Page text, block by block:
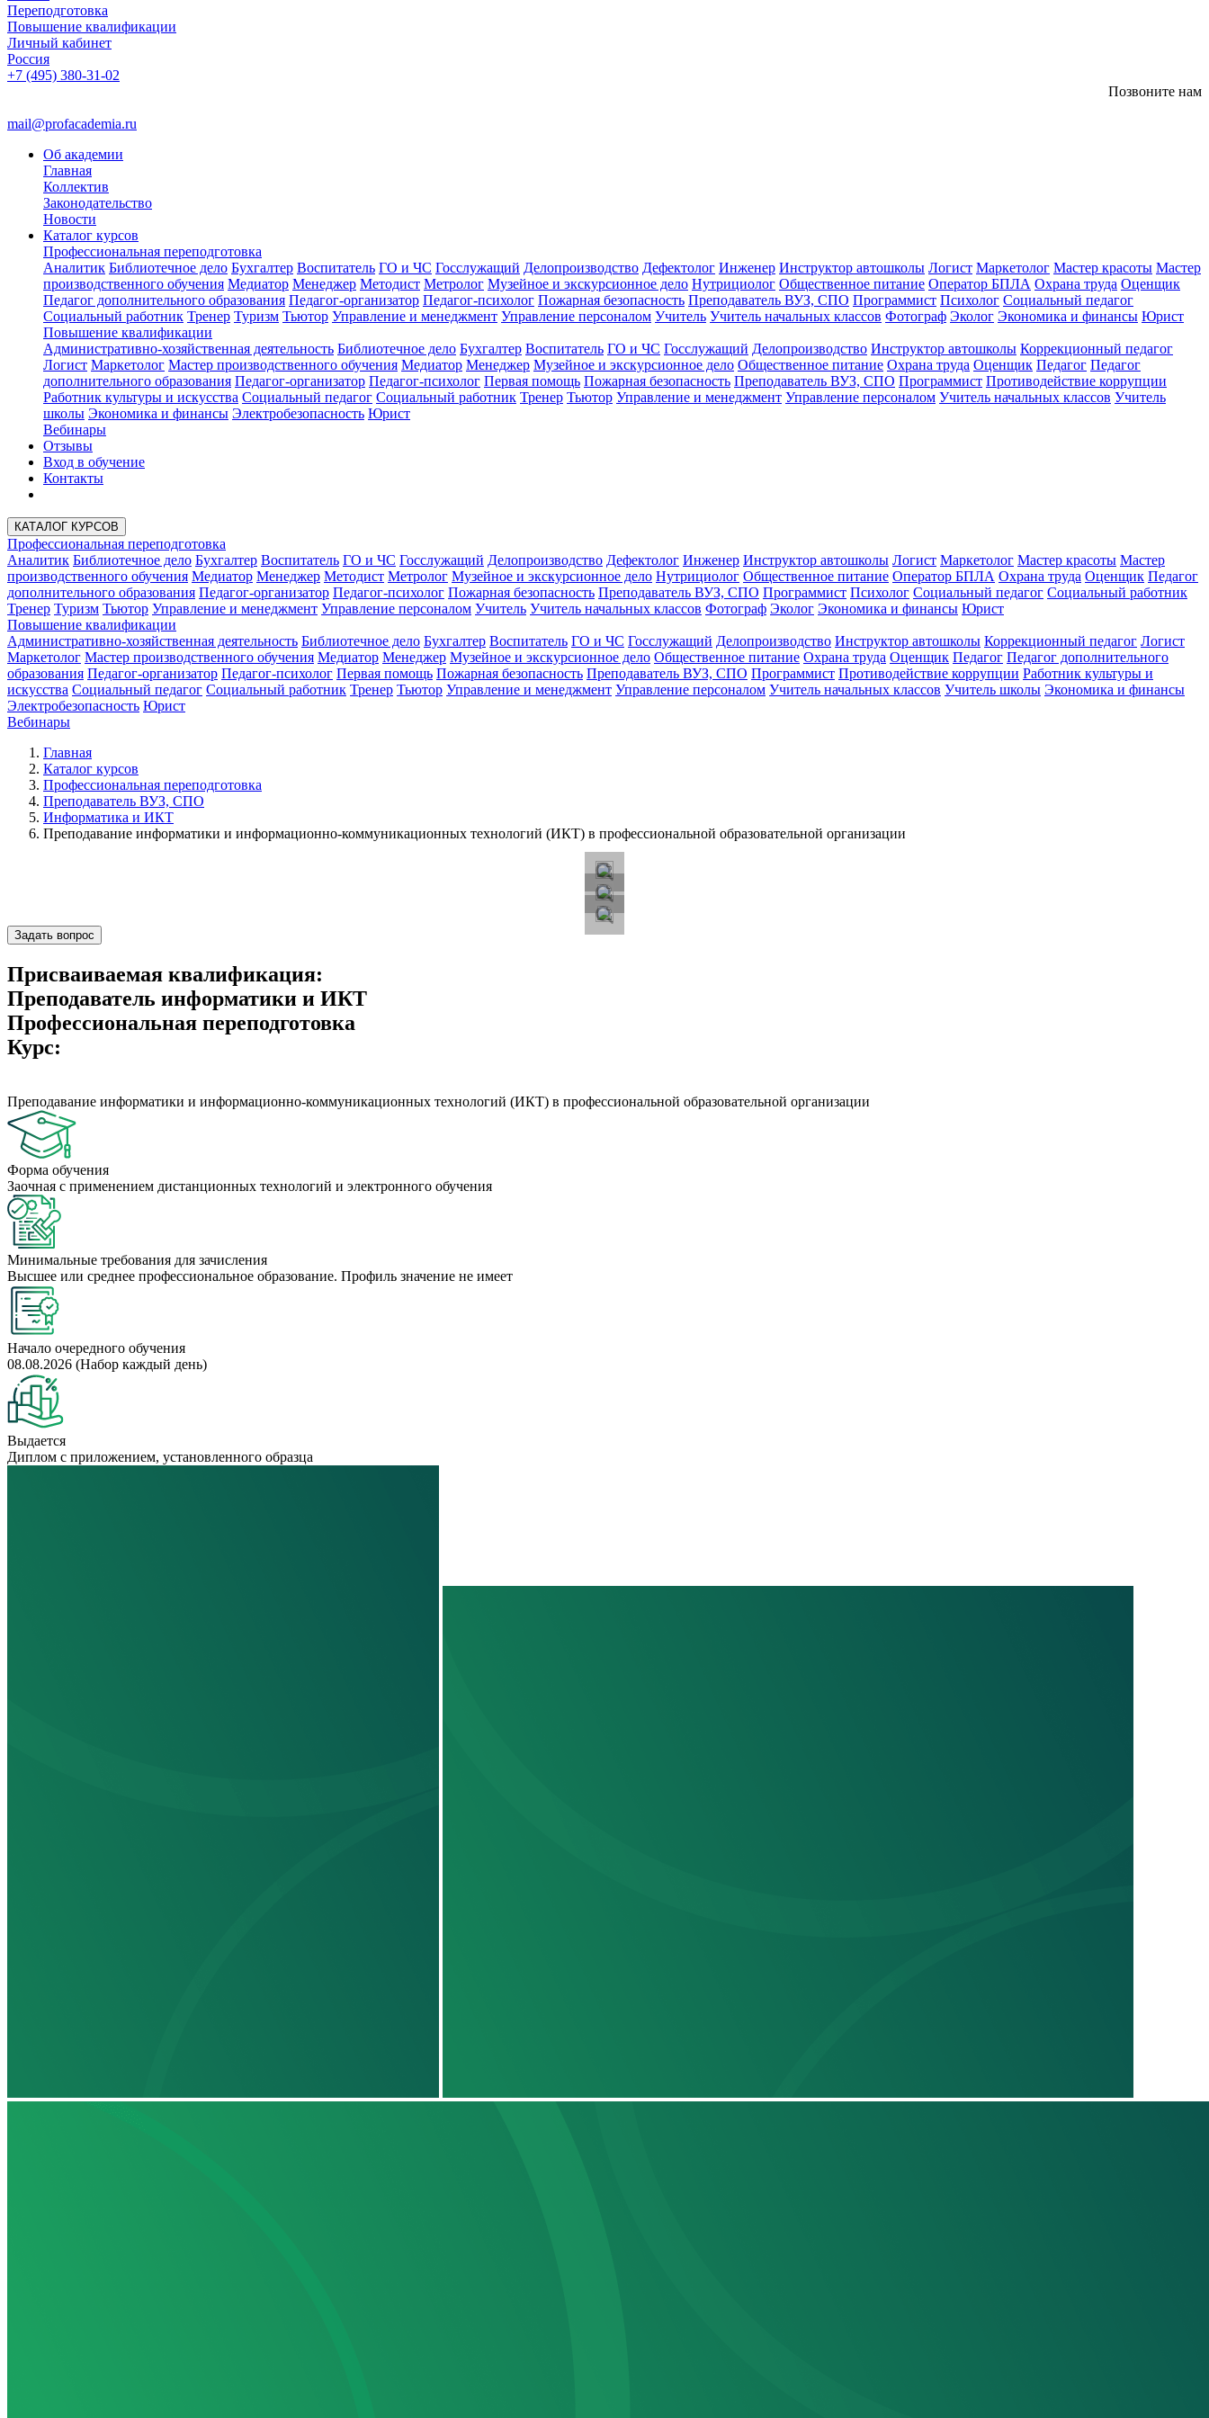
Переподготовка
Повышение квалификации
Личный кабинет
Россия
+7 (495) 380-31-02
Позвоните нам
mail@profacademia.ru
Об академии
Главная
Коллектив
Законодательство
Новости
Каталог курсов
Профессиональная переподготовка
Аналитик Библиотечное дело Бухгалтер Воспитатель ГО и ЧС Госслужащий Делопроизводство Дефектолог Инженер Инструктор автошколы Логист Маркетолог Мастер красоты Мастер
производственного обучения Медиатор Менеджер Методист Метролог Музейное и экскурсионное дело Нутрициолог Общественное питание Оператор БПЛА Охрана труда Оценщик
Педагог дополнительного образования Педагог-организатор Педагог-психолог Пожарная безопасность Преподаватель ВУЗ, СПО Программист Психолог Социальный педагог
Социальный работник Тренер Туризм Тьютор Управление и менеджмент Управление персоналом Учитель Учитель начальных классов Фотограф Эколог Экономика и финансы Юрист
Повышение квалификации
Административно-хозяйственная деятельность Библиотечное дело Бухгалтер Воспитатель ГО и ЧС Госслужащий Делопроизводство Инструктор автошколы Коррекционный педагог
Логист Маркетолог Мастер производственного обучения Медиатор Менеджер Музейное и экскурсионное дело Общественное питание Охрана труда Оценщик Педагог Педагог
дополнительного образования Педагог-организатор Педагог-психолог Первая помощь Пожарная безопасность Преподаватель ВУЗ, СПО Программист Противодействие коррупции
Работник культуры и искусства Социальный педагог Социальный работник Тренер Тьютор Управление и менеджмент Управление персоналом Учитель начальных классов Учитель
школы Экономика и финансы Электробезопасность Юрист
Вебинары
Отзывы
Вход в обучение
Контакты
КАТАЛОГ КУРСОВ
Профессиональная переподготовка
Аналитик Библиотечное дело Бухгалтер Воспитатель ГО и ЧС Госслужащий Делопроизводство Дефектолог Инженер Инструктор автошколы Логист Маркетолог Мастер красоты Мастер
производственного обучения Медиатор Менеджер Методист Метролог Музейное и экскурсионное дело Нутрициолог Общественное питание Оператор БПЛА Охрана труда Оценщик Педагог
дополнительного образования Педагог-организатор Педагог-психолог Пожарная безопасность Преподаватель ВУЗ, СПО Программист Психолог Социальный педагог Социальный работник
Тренер Туризм Тьютор Управление и менеджмент Управление персоналом Учитель Учитель начальных классов Фотограф Эколог Экономика и финансы Юрист
Повышение квалификации
Административно-хозяйственная деятельность Библиотечное дело Бухгалтер Воспитатель ГО и ЧС Госслужащий Делопроизводство Инструктор автошколы Коррекционный педагог Логист
Маркетолог Мастер производственного обучения Медиатор Менеджер Музейное и экскурсионное дело Общественное питание Охрана труда Оценщик Педагог Педагог дополнительного
образования Педагог-организатор Педагог-психолог Первая помощь Пожарная безопасность Преподаватель ВУЗ, СПО Программист Противодействие коррупции Работник культуры и
искусства Социальный педагог Социальный работник Тренер Тьютор Управление и менеджмент Управление персоналом Учитель начальных классов Учитель школы Экономика и финансы
Электробезопасность Юрист
Вебинары
Главная
Каталог курсов
Профессиональная переподготовка
Преподаватель ВУЗ, СПО
Информатика и ИКТ
Преподавание информатики и информационно-коммуникационных технологий (ИКТ) в профессиональной образовательной организации
Задать вопрос
Присваиваемая квалификация:
Преподаватель информатики и ИКТ
Профессиональная переподготовка
Курс:
Преподавание информатики и информационно-коммуникационных технологий (ИКТ) в профессиональной образовательной организации
Форма обучения
Заочная с применением дистанционных технологий и электронного обучения
Минимальные требования для зачисления
Высшее или среднее профессиональное образование. Профиль значение не имеет
Начало очередного обучения
08.08.2026 (Набор каждый день)
Выдается
Диплом с приложением, установленного образца